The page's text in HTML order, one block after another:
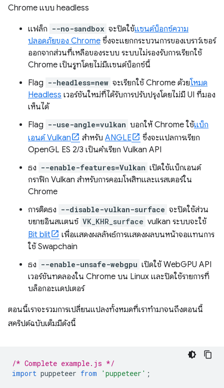
Chrome แบบ headless
แฟล็ก --no-sandbox จะปิดใช้แซนด์บ็อกซ์ความ
ปลอดภัยของ Chrome ซึ่งจะแยกกระบวนการของเบราว์เซอร์
ออกจากส่วนที่เหลือของระบบ ระบบไม่รองรับการเรียกใช้
Chrome เป็นรูทโดยไม่มีแซนด์บ็อกซ์นี้
Flag --headless=new จะเรียกใช้ Chrome ด้วยโหมด
Headless เวอร์ชันใหม่ที่ได้รับการปรับปรุงโดยไม่มี UI ที่มอง
เห็นได้
Flag --use-angle=vulkan บอกให้ Chrome ใช้แบ็ก
เอนด์ Vulkan
สำหรับ ANGLE
ซึ่งจะแปลการเรียก
OpenGL ES 2/3 เป็นคําเรียก Vulkan API
ธง --enable-features=Vulkan เปิดใช้แบ็กเอนด์
กราฟิก Vulkan สําหรับการคอมโพสิทและแรสเตอร์ใน
Chrome
การติดธง --disable-vulkan-surface จะปิดใช้ส่วน
ขยายอินสแตนซ์ VK_KHR_surface vulkan ระบบจะใช้
Bit blit
เพื่อแสดงผลลัพธ์การแสดงผลบนหน้าจอแทนการ
ใช้ Swapchain
ธง --enable-unsafe-webgpu เปิดใช้ WebGPU API
เวอร์ชันทดลองใน Chrome บน Linux และปิดใช้รายการที่
บล็อกอะแดปเตอร์
ตอนนี้เราจะรวมการเปลี่ยนแปลงทั้งหมดที่เราทำมาจนถึงตอนนี้
สคริปต์ฉบับเต็มมีดังนี้
/* Complete example.js */
import puppeteer from 'puppeteer' ;